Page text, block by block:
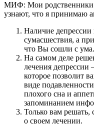
МИФ: Мои родственники
узнают, что я принимаю
Наличие депрессии
сумасшествия, а
что Вы сошли с ума.
На самом деле
лечения депрессии
которое позволит
виде
плохого сна и
запоминанием
Только вам
о своем лечении.